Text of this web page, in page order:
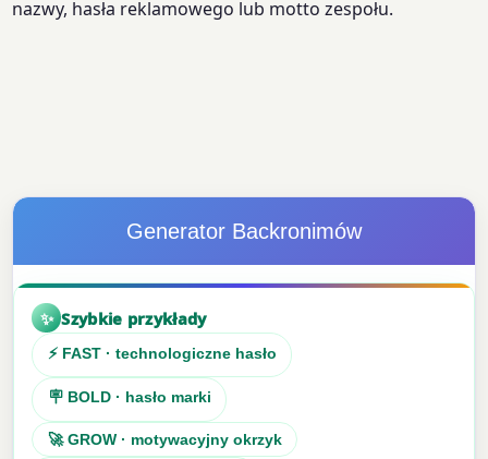
nazwy, hasła reklamowego lub motto zespołu.
Generator Backronimów
✨ Szybkie przykłady
⚡ FAST · technologiczne hasło
🪧 BOLD · hasło marki
🚀 GROW · motywacyjny okrzyk